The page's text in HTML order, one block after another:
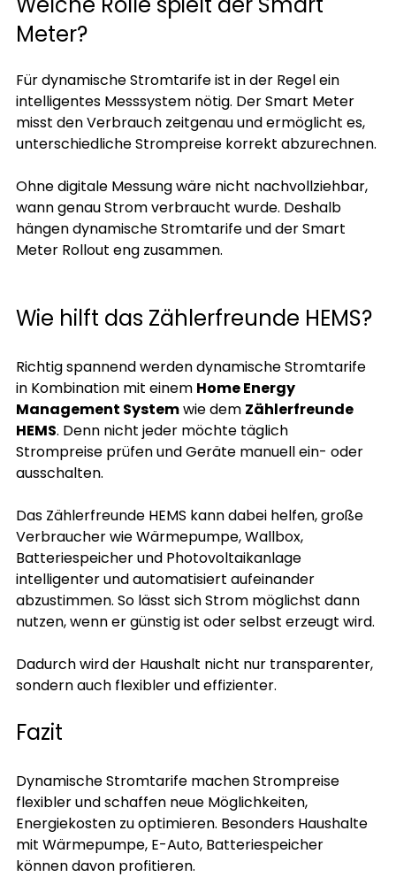
Meter?
Für dynamische Stromtarife ist in der Regel ein
intelligentes Messsystem nötig. Der Smart Meter
misst den Verbrauch zeitgenau und ermöglicht es,
unterschiedliche Strompreise korrekt abzurechnen.
Ohne digitale Messung wäre nicht nachvollziehbar,
wann genau Strom verbraucht wurde. Deshalb
hängen dynamische Stromtarife und der Smart
Meter Rollout eng zusammen.
Wie hilft das Zählerfreunde HEMS?
Richtig spannend werden dynamische Stromtarife
in Kombination mit einem Home Energy
Management System wie dem Zählerfreunde
HEMS. Denn nicht jeder möchte täglich
Strompreise prüfen und Geräte manuell ein- oder
ausschalten.
Das Zählerfreunde HEMS kann dabei helfen, große
Verbraucher wie Wärmepumpe, Wallbox,
Batteriespeicher und Photovoltaikanlage
intelligenter und automatisiert aufeinander
abzustimmen. So lässt sich Strom möglichst dann
nutzen, wenn er günstig ist oder selbst erzeugt wird.
Dadurch wird der Haushalt nicht nur transparenter,
sondern auch flexibler und effizienter.
Fazit
Dynamische Stromtarife machen Strompreise
flexibler und schaffen neue Möglichkeiten,
Energiekosten zu optimieren. Besonders Haushalte
mit Wärmepumpe, E-Auto, Batteriespeicher
können davon profitieren.